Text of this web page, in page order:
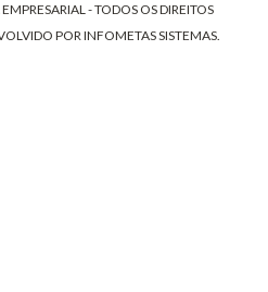
- TODOS OS DIREITOS
PORINFOMETAS SISTEMAS.